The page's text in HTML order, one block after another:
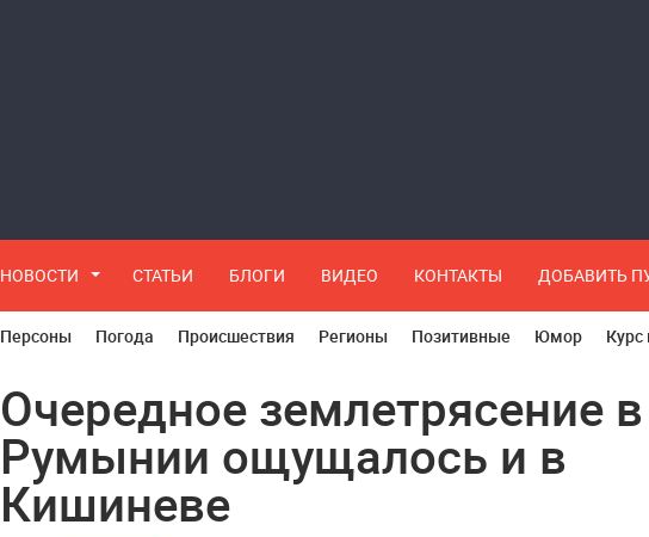
НОВОСТИ СТАТЬИ БЛОГИ ВИДЕО КОНТАКТЫ ДОБАВИТЬ
Персоны Погода Происшествия Регионы Позитивные Юмор
Очередное землетрясение в
Румынии ощущалось и в
Кишиневе